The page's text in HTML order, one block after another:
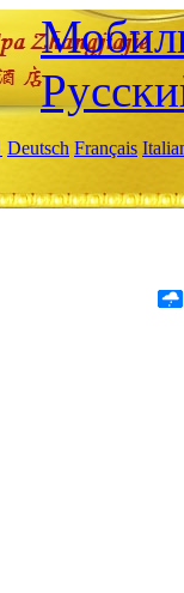
Deutsch Français